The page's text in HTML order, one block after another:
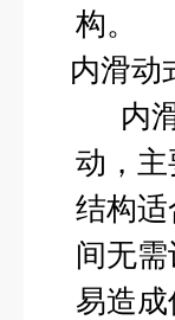
构。
内滑动
内
动，
结构
间无
易造成